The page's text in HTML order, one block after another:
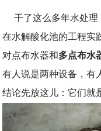
干了这么多年水处理
在水解酸化池的工程实
对点布水器和多点布水
有人说是两种设备，有
结论先放这儿：它们就